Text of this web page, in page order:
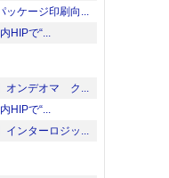
ケージ印刷向...
HIPで“...
オンデオマ ク...
HIPで“...
インターロジッ...